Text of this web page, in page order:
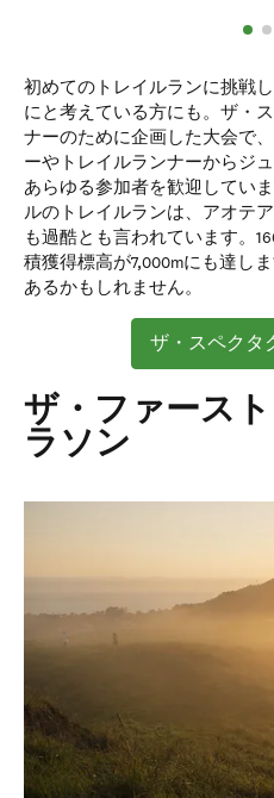
初めてのトレイルランに挑戦
にと考えている方にも。ザ・
ナーのために企画した大会で
ーやトレイルランナーからジ
あらゆる参加者を歓迎してい
ルのトレイルランは、アオテ
も過酷とも言われています。
積獲得標高が7,000mにも達し
あるかもしれません。
ザ・スペクタ
ザ・ファース
ラソン